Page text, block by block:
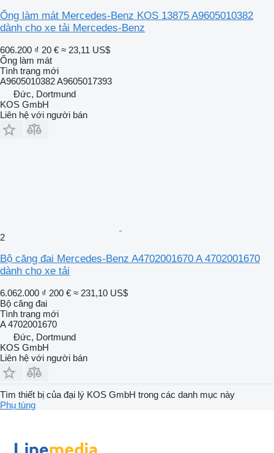
Ống làm mát Mercedes-Benz KOS 13875 A9605010382
dành cho xe tải Mercedes-Benz
606.200 ₫ 20 € ≈ 23,11 US$
Ống làm mát
Tình trạng mới
A9605010382 A9605017393
Đức, Dortmund
KOS GmbH
Liên hệ với người bán
2
Bộ căng đai Mercedes-Benz A4702001670 A 4702001670
dành cho xe tải
6.062.000 ₫ 200 € ≈ 231,10 US$
Bộ căng đai
Tình trạng mới
A 4702001670
Đức, Dortmund
KOS GmbH
Liên hệ với người bán
Tìm thiết bị của đại lý KOS GmbH trong các danh mục này
Phụ tùng